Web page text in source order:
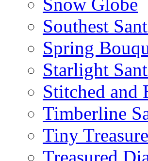
Snow Globe
Southest
Spring
Starlight
Stitched and
Timberline
Tiny